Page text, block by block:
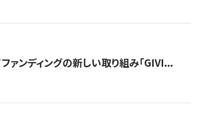
ンディングの新しい取り組み「GIVI...